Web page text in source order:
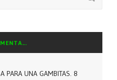
PARA UNA GAMBITAS. 8